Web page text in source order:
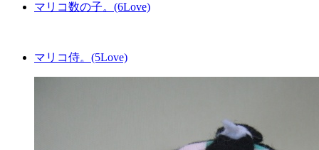
マリコ数の子。(6Love)
マリコ侍。(5Love)